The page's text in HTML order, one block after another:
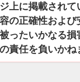
上に掲載され
の正確性およ
ったいかなる
責任を負いかね